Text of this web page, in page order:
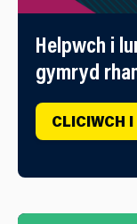
Helpwch i
gymryd
CLICIWCH I